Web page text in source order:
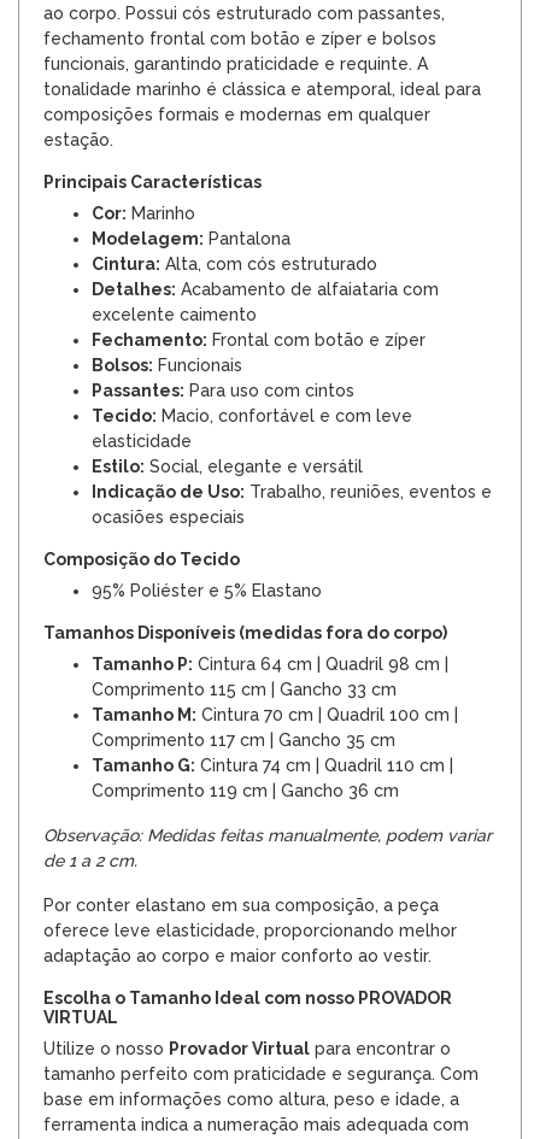
ao corpo. Possui cós estruturado com passantes,
fechamento frontal com botão e zíper e bolsos
funcionais, garantindo praticidade e requinte. A
tonalidade marinho é clássica e atemporal, ideal para
composições formais e modernas em qualquer
estação.
Principais Características
Cor: Marinho
Modelagem: Pantalona
Cintura: Alta, com cós estruturado
Detalhes: Acabamento de alfaiataria com
excelente caimento
Fechamento: Frontal com botão e zíper
Bolsos: Funcionais
Passantes: Para uso com cintos
Tecido: Macio, confortável e com leve
elasticidade
Estilo: Social, elegante e versátil
Indicação de Uso: Trabalho, reuniões, eventos e
ocasiões especiais
Composição do Tecido
95% Poliéster e 5% Elastano
Tamanhos Disponíveis (medidas fora do corpo)
Tamanho P: Cintura 64 cm | Quadril 98 cm |
Comprimento 115 cm | Gancho 33 cm
Tamanho M: Cintura 70 cm | Quadril 100 cm |
Comprimento 117 cm | Gancho 35 cm
Tamanho G: Cintura 74 cm | Quadril 110 cm |
Comprimento 119 cm | Gancho 36 cm
Observação: Medidas feitas manualmente, podem variar
de 1 a 2 cm.
Por conter elastano em sua composição, a peça
oferece leve elasticidade, proporcionando melhor
adaptação ao corpo e maior conforto ao vestir.
Escolha o Tamanho Ideal com nosso PROVADOR
VIRTUAL
Utilize o nosso Provador Virtual para encontrar o
tamanho perfeito com praticidade e segurança. Com
base em informações como altura, peso e idade, a
ferramenta indica a numeração mais adequada com